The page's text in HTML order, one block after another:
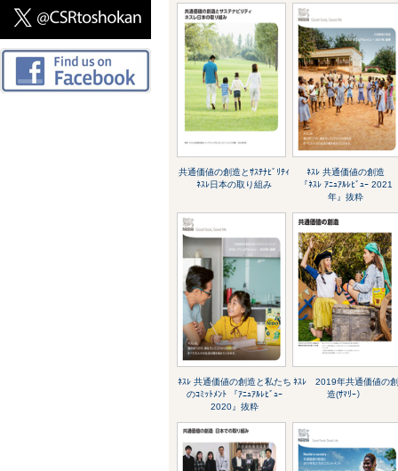
共通価値の創造とｻｽﾃﾅﾋﾞﾘﾃｨ
ﾈｽﾚ日本の取り組み
ﾈｽﾚ 共通価値の創造
『ﾈｽﾚ ｱﾆｭｱﾙﾚﾋﾞｭｰ 2021
年』抜粋
ﾈｽﾚ 共通価値の創造と私たち
のｺﾐｯﾄﾒﾝﾄ 『ｱﾆｭｱﾙﾚﾋﾞｭｰ
2020』抜粋
ﾈｽﾚ 2019年共通価値の創
造(ｻﾏﾘｰ）